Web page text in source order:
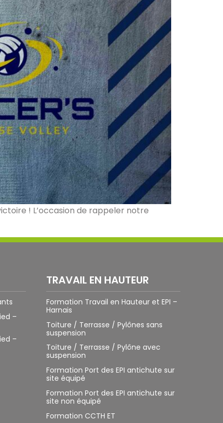
! L’occasion de rappeler notre
–
–
TRAVAIL EN HAUTEUR
Formation Travail en Hauteur et EPI –
Harnais
Toiture / Terrasse / Pylônes sans
suspension
Toiture / Terrasse / Pylône avec
suspension
Formation Port des EPI antichute sur
site équipé
Formation Port des EPI antichute sur
site non équipé
Formation CCTH ET